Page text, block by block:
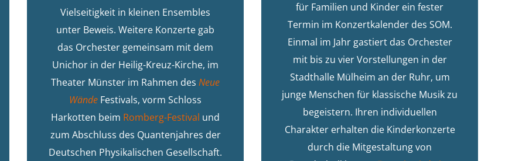
Vielseitigkeit in kleinen Ensembles
unter Beweis. Weitere Konzerte gab
das Orchester gemeinsam mit dem
Unichor in der Heilig-Kreuz-Kirche, im
Theater Münster im Rahmen des Neue
Wände Festivals, vorm Schloss
Harkotten beim Romberg-Festival und
zum Abschluss des Quantenjahres der
Deutschen Physikalischen Gesellschaft.
für Familien und Kinder ein fester
Termin im Konzertkalender des SOM.
Einmal im Jahr gastiert das Orchester
mit bis zu vier Vorstellungen in der
Stadthalle Mülheim an der Ruhr, um
junge Menschen für klassische Musik zu
begeistern. Ihren individuellen
Charakter erhalten die Kinderkonzerte
durch die Mitgestaltung von